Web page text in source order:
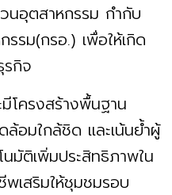
นอุตสาหกรรม กำกับ
รม(กรอ.) เพื่อให้เกิด
รกิจ
โครงสร้างพื้นฐาน
อมใกล้ชิด และเน้นย้ำผู้
มัติเพิ่มประสิทธิภาพใน
เสริมให้ชุมชมรอบ